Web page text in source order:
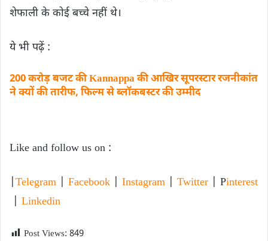
शेफाली के कोई बच्चे नहीं थे।
ये भी पढ़ें :
200 करोड़ बजट की Kannappa की आखिर सूपरस्‍टार रजनीकांत
ने क्‍यों की तारीफ, फ‍िल्‍म से ब्लॉकबस्टर की उम्मीद
Like and follow us on :
Telegram Facebook Instagram Twitter | Pinterest
Linkedin
Post Views: 849